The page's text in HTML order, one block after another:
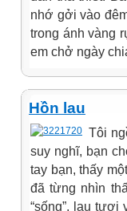
nhớ gởi vào
trong ánh vàng
em chở ngày
Hồn lau
Tôi
suy nghĩ, bạn
tay bạn, thấy
đã từng nhìn
“sống”, lau tươi